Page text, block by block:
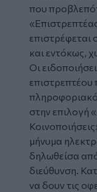
που
επιστρέφεται
και εντόκως,
Οι
στην επιλογή
μήνυμα
δηλωθείσα
διεύθυνση.
να δουν τις